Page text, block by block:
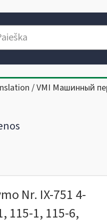
/ VMI Машинный
Nr. IX-751 4-
115-1, 115-6,